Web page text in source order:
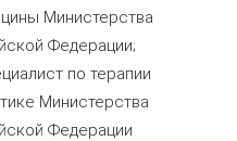
Министерства
Федерации;
по терапии
Министерства
Федерации